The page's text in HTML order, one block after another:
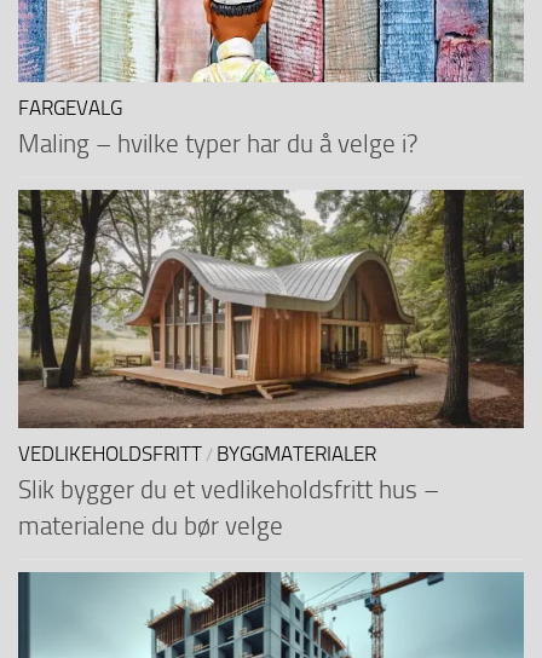
FARGEVALG
Maling – hvilke typer har du å velge i?
VEDLIKEHOLDSFRITT / BYGGMATERIALER
Slik bygger du et vedlikeholdsfritt hus –
materialene du bør velge